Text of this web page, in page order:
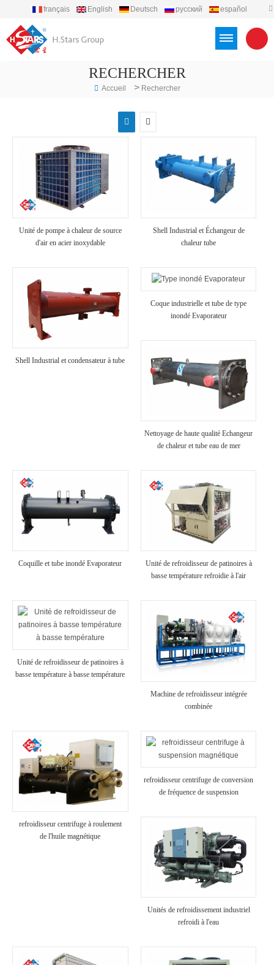
français English Deutsch русский
español
RECHERCHER
Accueil > Rechercher
Unité de pompe à chaleur de source
d'air en acier inoxydable
Shell Industrial et Échangeur de
chaleur tube
Shell Industrial et condensateur à tube
Coque industrielle et tube de type
inondé Evaporateur
Nettoyage de haute qualité Echangeur
de chaleur et tube eau de mer
Coquille et tube inondé Evaporateur
Unité de refroidisseur de patinoires à
basse température refroidie à l'air
Unité de refroidisseur de patinoires à
basse température à basse température
Machine de refroidisseur intégrée
combinée
refroidisseur centrifuge à roulement
de l'huile magnétique
refroidisseur centrifuge de conversion
de fréquence de suspension
Unités de refroidissement industriel
refroidi à l'eau